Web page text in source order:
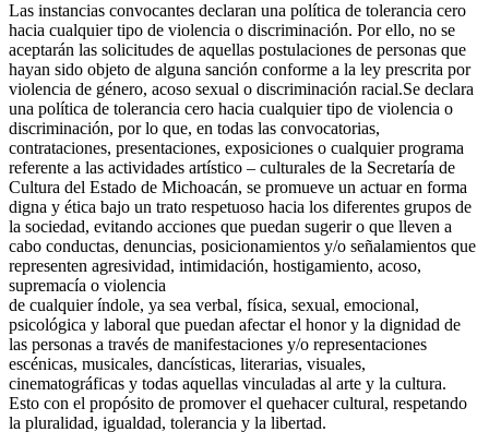
Las instancias convocantes declaran una política de tolerancia cero
hacia cualquier tipo de violencia o discriminación. Por ello, no se
aceptarán las solicitudes de aquellas postulaciones de personas que
hayan sido objeto de alguna sanción conforme a la ley prescrita por
violencia de género, acoso sexual o discriminación racial.Se declara
una política de tolerancia cero hacia cualquier tipo de violencia o
discriminación, por lo que, en todas las convocatorias,
contrataciones, presentaciones, exposiciones o cualquier programa
referente a las actividades artístico – culturales de la Secretaría de
Cultura del Estado de Michoacán, se promueve un actuar en forma
digna y ética bajo un trato respetuoso hacia los diferentes grupos de
la sociedad, evitando acciones que puedan sugerir o que lleven a
cabo conductas, denuncias, posicionamientos y/o señalamientos que
representen agresividad, intimidación, hostigamiento, acoso,
supremacía o violencia
de cualquier índole, ya sea verbal, física, sexual, emocional,
psicológica y laboral que puedan afectar el honor y la dignidad de
las personas a través de manifestaciones y/o representaciones
escénicas, musicales, dancísticas, literarias, visuales,
cinematográficas y todas aquellas vinculadas al arte y la cultura.
Esto con el propósito de promover el quehacer cultural, respetando
la pluralidad, igualdad, tolerancia y la libertad.